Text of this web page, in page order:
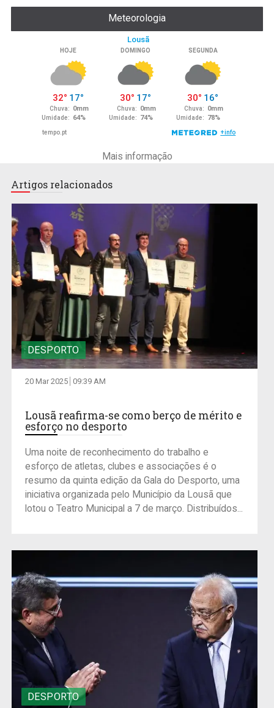
Meteorologia
Mais informação
Artigos relacionados
DESPORTO
20 Mar 2025 09:39 AM
Lousã reafirma-se como berço de mérito e
esforço no desporto
Uma noite de reconhecimento do trabalho e
esforço de atletas, clubes e associações é o
resumo da quinta edição da Gala do Desporto, uma
iniciativa organizada pelo Município da Lousã que
lotou o Teatro Municipal a 7 de março. Distribuídos...
DESPORTO